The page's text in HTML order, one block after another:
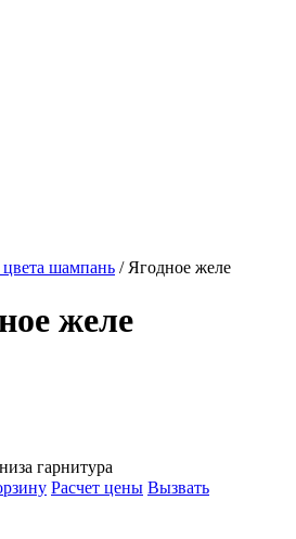
шампань / Ягодное желе
желе
гарнитура
Расчет цены Вызвать